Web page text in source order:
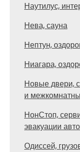
Наутилус,
Нева, сауна
Нептун,
Ниагара,
Новые двери,
и
НонСтоп,
эвакуации
Одиссей,